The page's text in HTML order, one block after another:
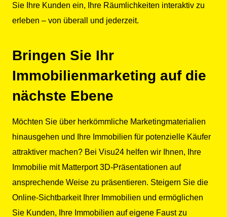
Sie Ihre Kunden ein, Ihre Räumlichkeiten interaktiv zu
erleben – von überall und jederzeit.
Bringen Sie Ihr
Immobilienmarketing auf die
nächste Ebene
Möchten Sie über herkömmliche Marketingmaterialien
hinausgehen und Ihre Immobilien für potenzielle Käufer
attraktiver machen? Bei Visu24 helfen wir Ihnen, Ihre
Immobilie mit Matterport 3D-Präsentationen auf
ansprechende Weise zu präsentieren. Steigern Sie die
Online-Sichtbarkeit Ihrer Immobilien und ermöglichen
Sie Kunden, Ihre Immobilien auf eigene Faust zu